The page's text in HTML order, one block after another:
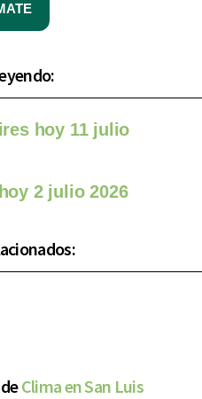
hoy 11 julio
2 julio 2026
Clima en San Luis